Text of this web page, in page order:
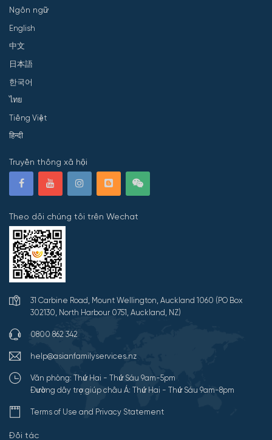
Ngôn ngữ
English
中文
日本語
한국어
ไทย
Tiếng Việt
हिन्दी
Truyền thông xã hội
Theo dõi chúng tôi trên Wechat
31 Carbine Road, Mount Wellington, Auckland 1060 (PO Box
302130, North Harbour 0751, Auckland, NZ)
0800 862 342
help@asianfamilyservices.nz
Văn phòng: Thứ Hai - Thứ Sáu 9am-5pm
Đường dây trợ giúp châu Á: Thứ Hai - Thứ Sáu 9am-8pm
Terms of Use and Privacy Statement
Đối tác